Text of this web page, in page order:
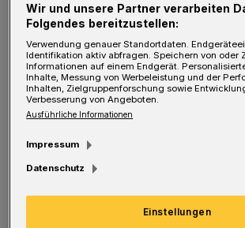
D er Bezirksligist TSV 05
empfängt den SC 1920
SC Sonnborn tritt beim 1. FC
an. Gespielt wird am zweiten
Wochenende (die komplette
klicken!). Mit Schonnebeck hatte
bereits in der vergangenen Pokal-
tun. Damals gewann er noch als
auswärts durch ein Tor von Kadi
Wir und unsere Partner verarbeiten
Folgendes bereitzustellen:
Verwendung genauer Standortdaten.
Identifikation aktiv abfragen. Speichern von oder
Informationen auf einem Endgerät.
Inhalte, Messung von Werbeleistung und der
Inhalten, Zielgruppenforschung sowie
Verbesserung von Angeboten.
Ausführliche Informationen
Impressum
Datenschutz
Einstellungen